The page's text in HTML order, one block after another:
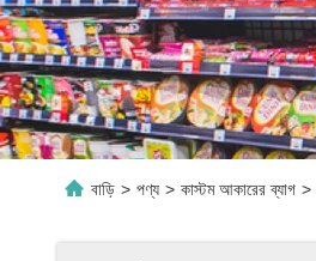
বাড়ি > পণ্য > কাস্টম আকারের ব্যাগ >